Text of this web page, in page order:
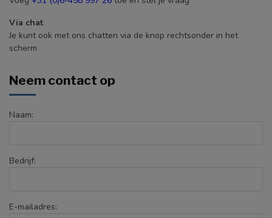
Via chat
Je kunt ook met ons chatten via de knop rechtsonder in het
scherm
Neem contact op
Naam:
Bedrijf:
E-mailadres: